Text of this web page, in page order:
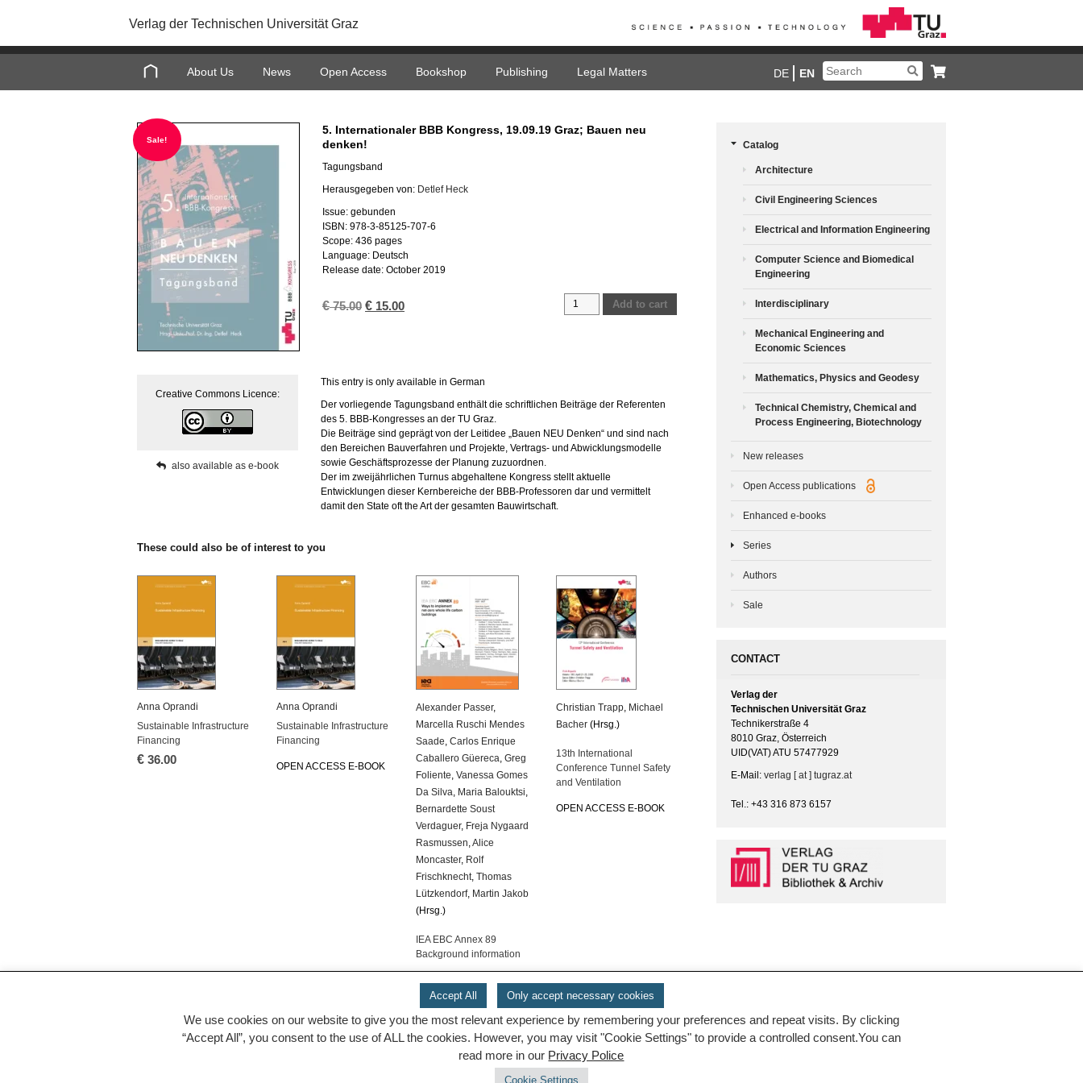
Verlag der Technischen Universität Graz
About Us News Open Access Bookshop Publishing Legal Matters DE EN
Sale!
5. Internationaler BBB Kongress, 19.09.19 Graz; Bauen neu
denken!
Tagungsband
Herausgegeben von: Detlef Heck
Issue: gebunden
ISBN: 978-3-85125-707-6
Scope: 436 pages
Language: Deutsch
Release date: October 2019
€75.00 Original
€ 15.00Current
Internationaler
neu
quantity
Add to cart
Creative Commons Licence:
also available as e-book
This entry is only available in German
Der vorliegende Tagungsband enthält die schriftlichen Beiträge der Referenten
des 5. BBB-Kongresses an der TU Graz.
Die Beiträge sind geprägt von der Leitidee „Bauen NEU Denken“ und sind nach
den Bereichen Bauverfahren und Projekte, Vertrags- und Abwicklungsmodelle
sowie Geschäftsprozesse der Planung zuzuordnen.
Der im zweijährlichen Turnus abgehaltene Kongress stellt aktuelle
Entwicklungen dieser Kernbereiche der BBB-Professoren dar und vermittelt
damit den State oft the Art der gesamten Bauwirtschaft.
These could also be of interest to you
Anna Oprandi
Sustainable Infrastructure
Financing
€ 36.00
Anna Oprandi
Sustainable Infrastructure
Financing
OPEN ACCESS E-BOOK
Alexander Passer,
Marcella Ruschi Mendes
Saade ,Carlos Enrique
Caballero Güereca ,Greg
Foliente ,Vanessa Gomes
Da Silva Maria Balouktsi
Bernardette Soust
Verdaguer, Freja Nygaard
Rasmussen ,Alice
Moncaster, Rolf
Frischknecht ,Thomas
Lützkendorf, Martin Jakob
(Hrsg.)
IEA EBC Annex 89
Background information
Christian Trapp, Michael
Bacher(Hrsg.)
13th International
Conference Tunnel Safety
and Ventilation
OPEN ACCESS E-BOOK
Catalog
Architecture
Civil Engineering Sciences
Electrical and Information Engineering
Computer Science and Biomedical
Engineering
Interdisciplinary
Mechanical Engineering and
Economic Sciences
Mathematics, Physics and Geodesy
Technical Chemistry, Chemical and
Process Engineering, Biotechnology
New releases
Open Access publications
Enhanced e-books
Series
Authors
Sale
CONTACT
Verlag der
Technischen Universität Graz
Technikerstraße 4
8010 Graz, Österreich
UID(VAT) ATU 57477929
E-Mail: verlag [ at ] tugraz.at
Tel.: +43 316 873 6157
Accept All Only accept necessary cookies
We use cookies on our website to give you the most relevant experience by remembering your preferences and repeat visits. By clicking
“Accept All”, you consent to the use of ALL the cookies. However, you may visit "Cookie Settings" to provide a controlled consent.You can
read more in our Privacy Police
Cookie Settings